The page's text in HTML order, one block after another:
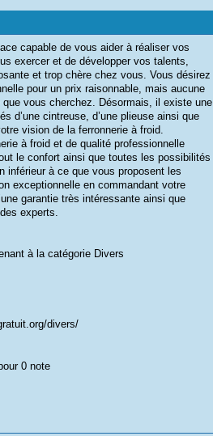
capable de vous aider à réaliser vos
exercer et de développer vos talents,
et trop chère chez vous. Vous désirez
pour un prix raisonnable, mais aucune
vous cherchez. Désormais, il existe une
d’une cintreuse, d’une plieuse ainsi que
vision de la ferronnerie à froid.
à froid et de qualité professionnelle
le confort ainsi que toutes les possibilités
inférieur à ce que vous proposent les
exceptionnelle en commandant votre
garantie très intéressante ainsi que
experts.
à la catégorie Divers
divers/
0 note